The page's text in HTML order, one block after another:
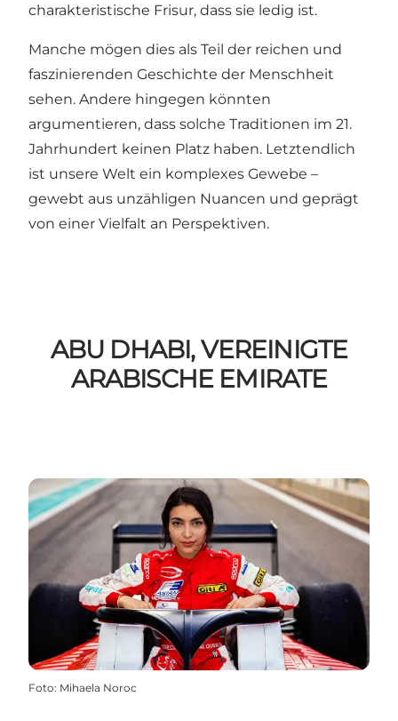
charakteristische Frisur, dass sie ledig ist.
Manche mögen dies als Teil der reichen und
faszinierenden Geschichte der Menschheit
sehen. Andere hingegen könnten
argumentieren, dass solche Traditionen im 21.
Jahrhundert keinen Platz haben. Letztendlich
ist unsere Welt ein komplexes Gewebe –
gewebt aus unzähligen Nuancen und geprägt
von einer Vielfalt an Perspektiven.
ABU DHABI, VEREINIGTE
ARABISCHE EMIRATE
Foto: Mihaela Noroc